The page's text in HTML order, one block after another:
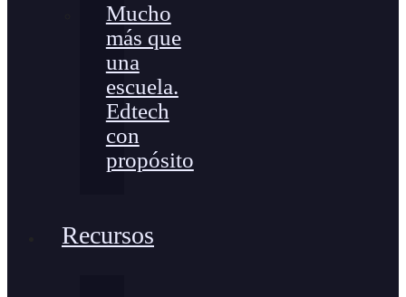
Mucho
más que
una
escuela.
Edtech
con
propósito
Recursos